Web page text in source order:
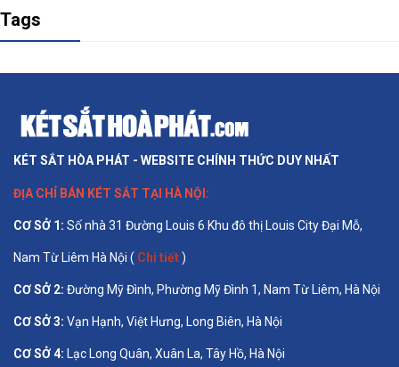
Tags
KÉT SẮT HÒA PHÁT - WEBSITE CHÍNH THỨC DUY NHẤT
ĐỊA CHỈ BÁN KÉT SẮT TẠI HÀ NỘI:
CƠ SỞ 1: Số nhà 31 Đường Louis 6 Khu đô thị Louis City Đại Mỗ,
Nam Từ Liêm Hà Nội ( Chi tiết)
CƠ SỞ 2: Đường Mỹ Đình, Phường Mỹ Đình 1, Nam Từ Liêm, Hà Nội
CƠ SỞ 3: Vạn Hạnh, Việt Hưng, Long Biên, Hà Nội
CƠ SỞ 4: Lạc Long Quân, Xuân La, Tây Hồ, Hà Nội